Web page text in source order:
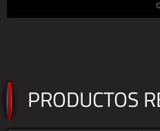
PRODUCTOS